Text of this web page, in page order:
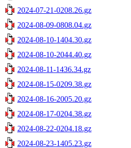
2024-07-21-0208.26.gz
2024-08-09-0808.04.gz
2024-08-10-1404.30.gz
2024-08-10-2044.40.gz
2024-08-11-1436.34.gz
2024-08-15-0209.38.gz
2024-08-16-2005.20.gz
2024-08-17-0204.38.gz
2024-08-22-0204.18.gz
2024-08-23-1405.23.gz